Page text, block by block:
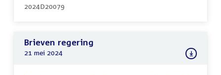
2024D20079
Brieven regering
21 mei 2024